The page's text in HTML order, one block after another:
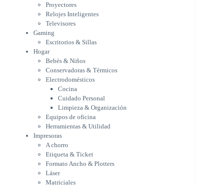
Electrodomésticos
Cocina
Cuidado Personal
Limpieza & Organización
Equipos de oficina
Herramientas & Utilidad
Impresoras
A chorro
Etiqueta & Ticket
Formato Ancho & Plotters
Láser
Matriciales
Multifuncional a Tinta
Multifuncional Láser
Tinta Continua
Informática
Accesorios Varios
Adaptadores & Cables
Auriculares
Proyectores
Relojes Inteligentes
Televisores
Gaming
Escritorios & Sillas
Hogar
Bebés & Niños
Conservadoras & Térmicos
Electrodomésticos
Cocina
Cuidado Personal
Limpieza & Organización
Equipos de oficina
Herramientas & Utilidad
Impresoras
A chorro
Etiqueta & Ticket
Formato Ancho & Plotters
Láser
Matriciales